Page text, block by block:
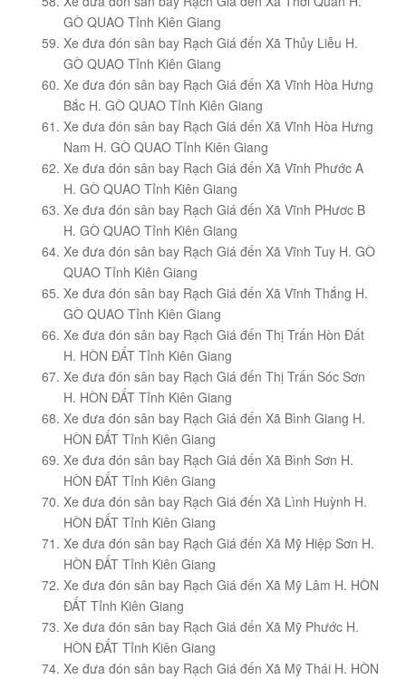
GÒ QUAO Tỉnh Kiên Giang
Xe đưa đón sân bay Rạch Giá đến Xã Thủy Liễu H.
GÒ QUAO Tỉnh Kiên Giang
Xe đưa đón sân bay Rạch Giá đến Xã Vĩnh Hòa Hưng
Bắc H. GÒ QUAO Tỉnh Kiên Giang
Xe đưa đón sân bay Rạch Giá đến Xã Vĩnh Hòa Hưng
Nam H. GÒ QUAO Tỉnh Kiên Giang
Xe đưa đón sân bay Rạch Giá đến Xã Vĩnh Phước A
H. GÒ QUAO Tỉnh Kiên Giang
Xe đưa đón sân bay Rạch Giá đến Xã Vĩnh PHươc B
H. GÒ QUAO Tỉnh Kiên Giang
Xe đưa đón sân bay Rạch Giá đến Xã Vĩnh Tuy H. GÒ
QUAO Tỉnh Kiên Giang
Xe đưa đón sân bay Rạch Giá đến Xã Vĩnh Thắng H.
GÒ QUAO Tỉnh Kiên Giang
Xe đưa đón sân bay Rạch Giá đến Thị Trấn Hòn Đất
H. HÒN ĐẤT Tỉnh Kiên Giang
Xe đưa đón sân bay Rạch Giá đến Thị Trấn Sóc Sơn
H. HÒN ĐẤT Tỉnh Kiên Giang
Xe đưa đón sân bay Rạch Giá đến Xã Bình Giang H.
HÒN ĐẤT Tỉnh Kiên Giang
Xe đưa đón sân bay Rạch Giá đến Xã Bình Sơn H.
HÒN ĐẤT Tỉnh Kiên Giang
Xe đưa đón sân bay Rạch Giá đến Xã Lình Huỳnh H.
HÒN ĐẤT Tỉnh Kiên Giang
Xe đưa đón sân bay Rạch Giá đến Xã Mỹ Hiệp Sơn H.
HÒN ĐẤT Tỉnh Kiên Giang
Xe đưa đón sân bay Rạch Giá đến Xã Mỹ Lâm H. HÒN
ĐẤT Tỉnh Kiên Giang
Xe đưa đón sân bay Rạch Giá đến Xã Mỹ Phước H.
HÒN ĐẤT Tỉnh Kiên Giang
Xe đưa đón sân bay Rạch Giá đến Xã Mỹ Thái H. HÒN